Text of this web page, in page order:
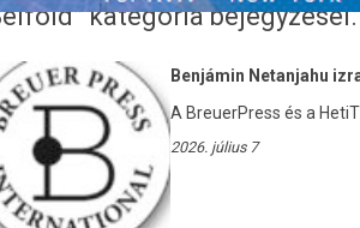
TÁVOL-KELET
kategória bejegyzései.
Benjámin Netanjahu
A BreuerPress és a
2026. július 7